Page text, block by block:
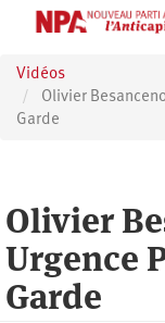
principal
Vidéos
Olivier
Garde
Olivier
Urgence
Garde